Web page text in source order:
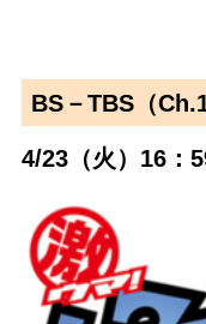
BS－TBS（
4/23（火）16：